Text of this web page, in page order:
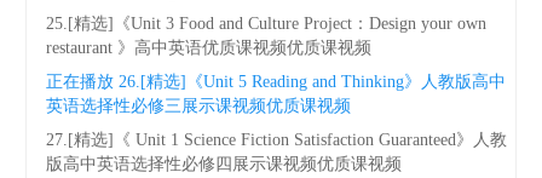
25.[精选]《Unit 3 Food and Culture Project：Design your own
restaurant 》高中英语优质课视频优质课视频
正在播放26.[精选]《Unit 5 Reading and Thinking》人教版高中
英语选择性必修三展示课视频优质课视频
27.[精选]《 Unit 1 Science Fiction Satisfaction Guaranteed》人教
版高中英语选择性必修四展示课视频优质课视频